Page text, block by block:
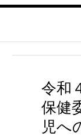
令和
保健
児へ